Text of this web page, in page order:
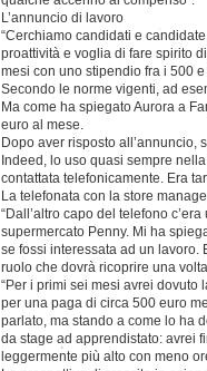
L’annuncio di lavoro
“Cerchiamo candidati e
proattività e voglia di fare spirito
mesi con uno stipendio fra i 500
Secondo le norme vigenti, ad
Ma come ha spiegato Aurora a
euro al mese.
Dopo aver risposto all’annuncio,
Indeed, lo uso quasi sempre
contattata telefonicamente. Era
La telefonata con la store
“Dall’altro capo del telefono
supermercato Penny. Mi ha
se fossi interessata ad un lavoro.
ruolo che dovrà ricoprire una
“Per i primi sei mesi avrei dovuto
per una paga di circa 500 euro
parlato, ma stando a come lo ha
da stage ad apprendistato: avrei
leggermente più alto con meno